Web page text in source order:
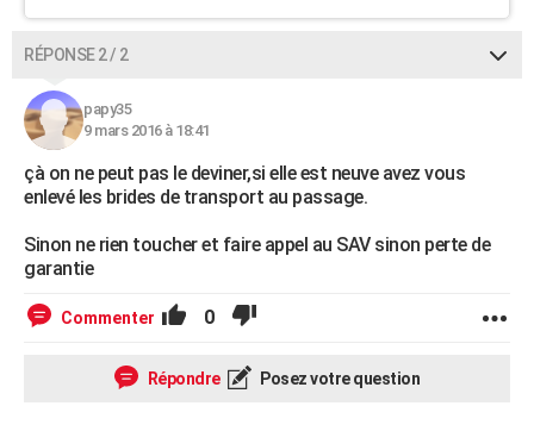
RÉPONSE 2 / 2
papy35
9 mars 2016 à 18:41
çà on ne peut pas le deviner,si elle est neuve avez vous
enlevé les brides de transport au passage.
Sinon ne rien toucher et faire appel au SAV sinon perte de
garantie
Commenter 0
Répondre Posez votre question